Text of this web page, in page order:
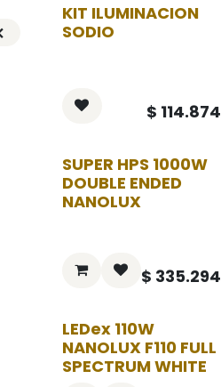
KIT ILUMINACION
SODIO
$ 114.874
SUPER HPS 1000W
DOUBLE ENDED
NANOLUX
$ 335.294
LEDex 110W
NANOLUX F110 FULL
SPECTRUM WHITE